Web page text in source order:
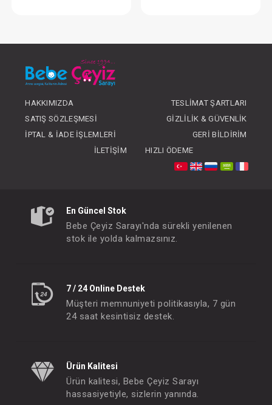
OLUNUZ
HAKKIMIZDA
TESLIMAT ŞARTLARI
SATIŞ SÖZLEŞMESI
GIZLILIK & GÜVENLIK
İPTAL & İADE İŞLEMLERI
GERI BILDIRIM
İLETIŞIM
HIZLI ÖDEME
En Güncel Stok
Bebe Çeyiz Sarayı'nda sürekli yenilenen
stok ile yolda kalmazsınız.
7 / 24 Online Destek
Müşteri memnuniyeti politikasıyla, 7 gün
24 saat kesintisiz destek.
Ürün Kalitesi
Ürün kalitesi, Bebe Çeyiz Sarayı
hassasiyetiyle, sizlerin yanında.